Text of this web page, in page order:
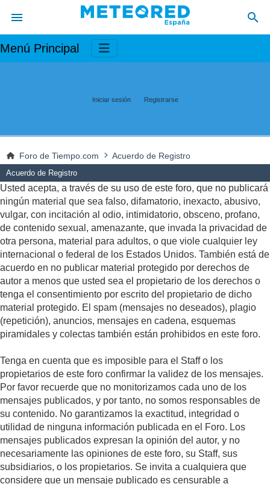
Menú Principal
Iniciar sesión Registrarse
Foro de Tiempo.com Acuerdo de Registro
Acuerdo de Registro
Usted acepta, a través de su uso de este foro, que no publicará
ningún material que sea falso, difamatorio, inexacto, abusivo,
vulgar, con incitación al odio, intimidatorio, obsceno, profano,
de contenido sexual, amenazante, que invada la privacidad de
otra persona, material para adultos, o que viole cualquier ley
internacional o federal de los Estados Unidos. También está de
acuerdo en no publicar material protegido por derechos de
autor a menos que usted sea el propietario de los derechos o
tenga el consentimiento por escrito del propietario de dicho
material protegido. El spam (mensajes no deseados), plagio
(repetición), anuncios, mensajes en cadena, esquemas
piramidales y colectas también están prohibidos en este foro.
Tenga en cuenta que es imposible para el Staff o los
propietarios de este foro confirmar la validez de los mensajes.
Por favor recuerde que no monitorizamos cada uno de los
mensajes publicados, y por tanto, no somos responsables de
su contenido. No garantizamos la exactitud, integridad o
utilidad de ninguna información publicada en el Foro. Los
mensajes publicados expresan la opinión del autor, y no
necesariamente las opiniones de este foro, su Staff, sus
subsidiarios, o los propietarios. Se invita a cualquiera que
considere que un mensaje publicado es censurable a